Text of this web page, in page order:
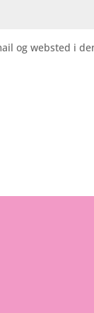
og websted i